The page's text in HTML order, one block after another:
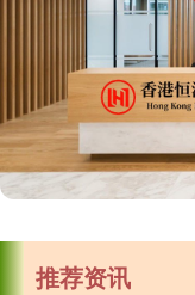
推荐资讯